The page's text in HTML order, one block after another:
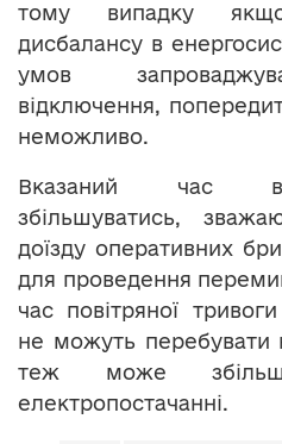
тому випадку
дисбалансу в
умов
відключення,
неможливо.
Вказаний час
збільшуватись,
доїзду оперативних
для проведення
час повітряної
не можуть перебувати
теж може
електропостачанні.